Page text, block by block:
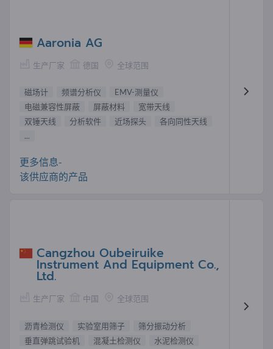
Aaronia AG
生产厂家 德国 全球范围
磁场计 频谱分析仪
EMV-测量仪
电磁兼容性屏蔽
屏蔽材料
宽带天线
双锤天线
分析软件 近场探头
各向同性天线
...
更多信息-
该供应商的产品
Cangzhou Oubeiruike
Instrument And Equipment Co.,
Ltd.
生产厂家 中国 全球范围
沥青检测仪 实验室用筛子
筛分振动分析
垂直弹跳试验机
混凝土检测仪
水泥检测仪